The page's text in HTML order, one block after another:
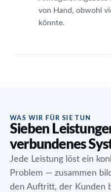
von Hand, obwohl
könnte.
WAS WIR FÜR SIE TUN
Sieben
verbundenes
Jede Leistung löst ein
Problem — zusammen
den Auftritt, der Kunden